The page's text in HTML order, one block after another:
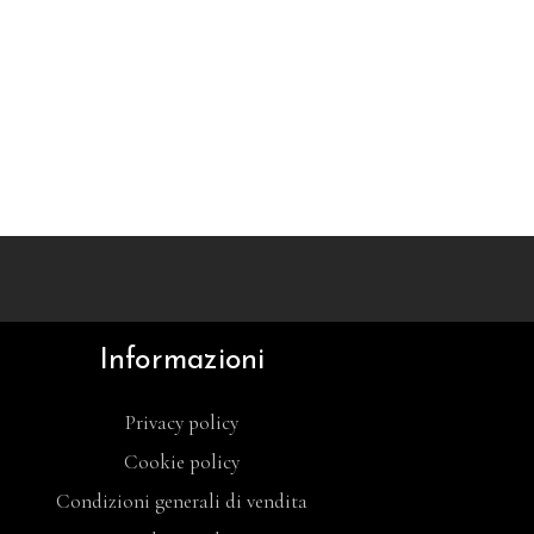
Informazioni
Privacy policy
Cookie policy
Condizioni generali di vendita